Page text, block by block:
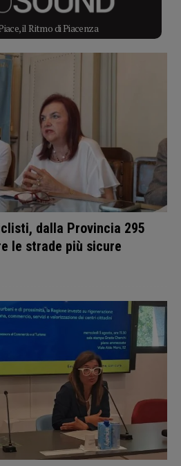
il Ritmo di Piacenza
dalla Provincia 295
le strade più sicure